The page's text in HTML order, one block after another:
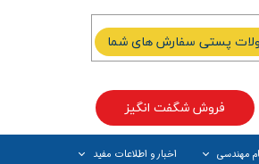
مهندسی اخبار و اطلاعات مفید
فروش شگفت انگیز
پستی سفارش های شما